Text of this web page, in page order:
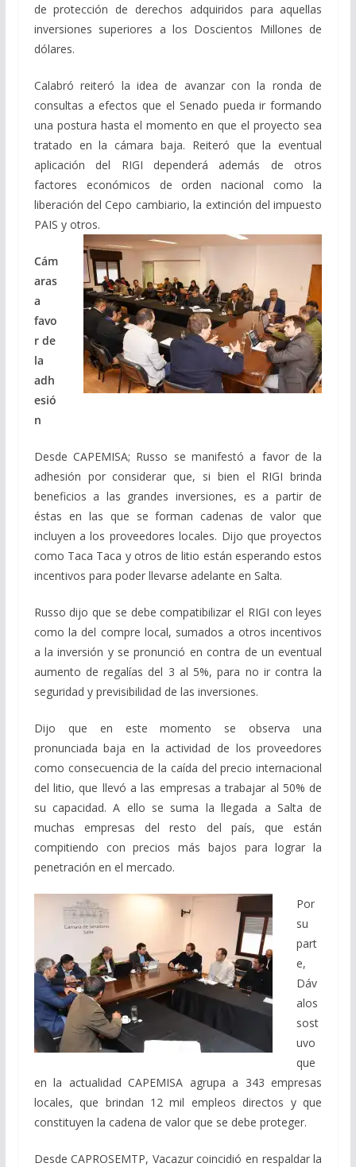
de protección de derechos adquiridos para aquellas
inversiones superiores a los Doscientos Millones de
dólares.
Calabró reiteró la idea de avanzar con la ronda de
consultas a efectos que el Senado pueda ir formando
una postura hasta el momento en que el proyecto sea
tratado en la cámara baja. Reiteró que la eventual
aplicación del RIGI dependerá además de otros
factores económicos de orden nacional como la
liberación del Cepo cambiario, la extinción del impuesto
PAIS y otros.
Cám
aras
a
favo
r de
la
adh
esió
n
Desde CAPEMISA; Russo se manifestó a favor de la
adhesión por considerar que, si bien el RIGI brinda
beneficios a las grandes inversiones, es a partir de
éstas en las que se forman cadenas de valor que
incluyen a los proveedores locales. Dijo que proyectos
como Taca Taca y otros de litio están esperando estos
incentivos para poder llevarse adelante en Salta.
Russo dijo que se debe compatibilizar el RIGI con leyes
como la del compre local, sumados a otros incentivos
a la inversión y se pronunció en contra de un eventual
aumento de regalías del 3 al 5%, para no ir contra la
seguridad y previsibilidad de las inversiones.
Dijo que en este momento se observa una
pronunciada baja en la actividad de los proveedores
como consecuencia de la caída del precio internacional
del litio, que llevó a las empresas a trabajar al 50% de
su capacidad. A ello se suma la llegada a Salta de
muchas empresas del resto del país, que están
compitiendo con precios más bajos para lograr la
penetración en el mercado.
Por
su
part
e,
Dáv
alos
sost
uvo
que
en la actualidad CAPEMISA agrupa a 343 empresas
locales, que brindan 12 mil empleos directos y que
constituyen la cadena de valor que se debe proteger.
Desde CAPROSEMTP, Vacazur coincidió en respaldar la